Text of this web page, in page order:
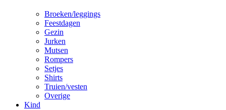
Broeken/leggings
Feestdagen
Gezin
Jurken
Mutsen
Rompers
Setjes
Shirts
Truien/vesten
Overige
Kind